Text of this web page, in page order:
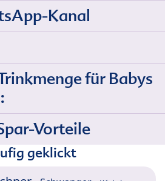
Kanal
für Babys
Vorteile
geklickt